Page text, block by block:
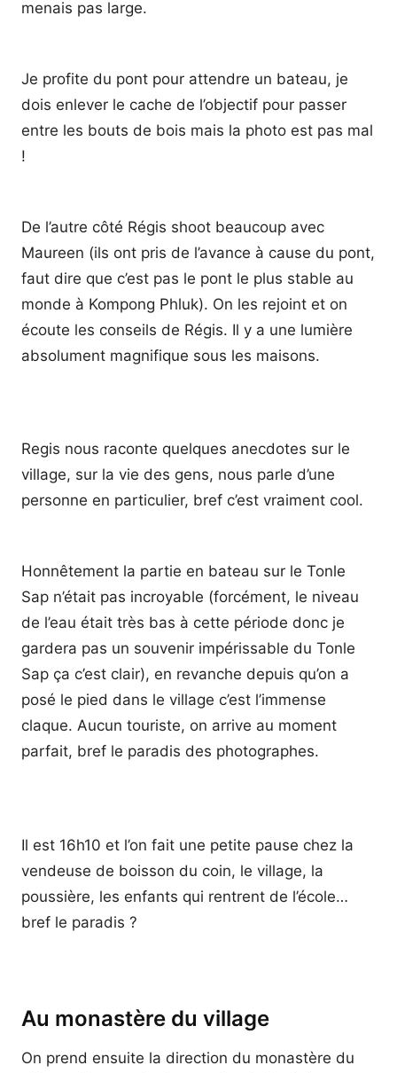
menais pas large.
Je profite du pont pour attendre un bateau, je
dois enlever le cache de l’objectif pour passer
entre les bouts de bois mais la photo est pas mal
!
De l’autre côté Régis shoot beaucoup avec
Maureen (ils ont pris de l’avance à cause du pont,
faut dire que c’est pas le pont le plus stable au
monde à Kompong Phluk). On les rejoint et on
écoute les conseils de Régis. Il y a une lumière
absolument magnifique sous les maisons.
Regis nous raconte quelques anecdotes sur le
village, sur la vie des gens, nous parle d’une
personne en particulier, bref c’est vraiment cool.
Honnêtement la partie en bateau sur le Tonle
Sap n’était pas incroyable (forcément, le niveau
de l’eau était très bas à cette période donc je
gardera pas un souvenir impérissable du Tonle
Sap ça c’est clair), en revanche depuis qu’on a
posé le pied dans le village c’est l’immense
claque. Aucun touriste, on arrive au moment
parfait, bref le paradis des photographes.
Il est 16h10 et l’on fait une petite pause chez la
vendeuse de boisson du coin, le village, la
poussière, les enfants qui rentrent de l’école…
bref le paradis ?
Au monastère du village
On prend ensuite la direction du monastère du